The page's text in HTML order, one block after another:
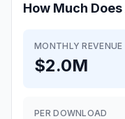
How Much Does
MONTHLY REVENUE
$2.0M
PER DOWNLOAD